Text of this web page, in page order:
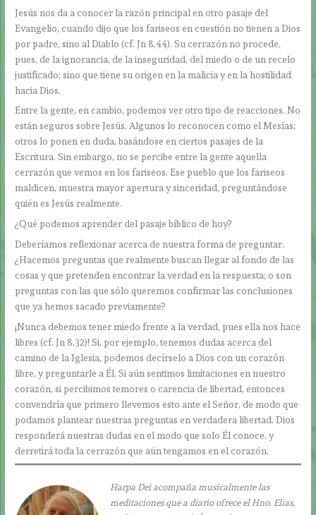
Jesús nos da a conocer la razón principal en otro pasaje del
Evangelio, cuando dijo que los fariseos en cuestión no tienen a Dios
por padre, sino al Diablo (cf. Jn 8,44). Su cerrazón no procede,
pues, de la ignorancia, de la inseguridad, del miedo o de un recelo
justificado; sino que tiene su origen en la malicia y en la hostilidad
hacia Dios.
Entre la gente, en cambio, podemos ver otro tipo de reacciones. No
están seguros sobre Jesús. Algunos lo reconocen como el Mesías;
otros lo ponen en duda, basándose en ciertos pasajes de la
Escritura. Sin embargo, no se percibe entre la gente aquella
cerrazón que vemos en los fariseos. Ese pueblo que los fariseos
maldicen, muestra mayor apertura y sinceridad, preguntándose
quién es Jesús realmente.
¿Qué podemos aprender del pasaje bíblico de hoy?
Deberíamos reflexionar acerca de nuestra forma de preguntar.
¿Hacemos preguntas que realmente buscan llegar al fondo de las
cosas y que pretenden encontrar la verdad en la respuesta; o son
preguntas con las que sólo queremos confirmar las conclusiones
que ya hemos sacado previamente?
¡Nunca debemos tener miedo frente a la verdad, pues ella nos hace
libres (cf. Jn 8,32)! Si, por ejemplo, tenemos dudas acerca del
camino de la Iglesia, podemos decírselo a Dios con un corazón
libre, y preguntarle a Él. Si aún sentimos limitaciones en nuestro
corazón, si percibimos temores o carencia de libertad, entonces
convendría que primero llevemos esto ante el Señor, de modo que
podamos plantear nuestras preguntas en verdadera libertad. Dios
responderá nuestras dudas en el modo que solo Él conoce, y
derretirá toda la cerrazón que aún tengamos en el corazón.
Harpa Dei acompaña musicalmente las
meditaciones que a diario ofrece el Hno. Elías,